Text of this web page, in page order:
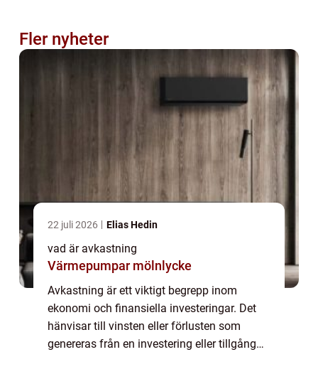
Fler nyheter
22 juli 2026 Elias Hedin
vad är avkastning
Värmepumpar mölnlycke
Avkastning är ett viktigt begrepp inom
ekonomi och finansiella investeringar. Det
hänvisar till vinsten eller förlusten som
genereras från en investering eller tillgång